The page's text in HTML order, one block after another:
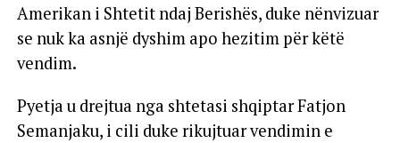
Amerikan i Shtetit ndaj Berishës, duke nënvizuar
se nuk ka asnjë dyshim apo hezitim për këtë
vendim.
Pyetja u drejtua nga shtetasi shqiptar Fatjon
Semanjaku, i cili duke rikujtuar vendimin e